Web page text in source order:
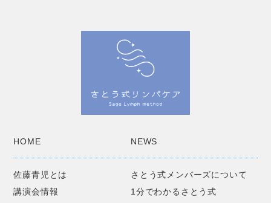
HOME NEWS
佐藤青児とは
さとう式メンバーズについて
講演会情報
1分でわかるさとう式